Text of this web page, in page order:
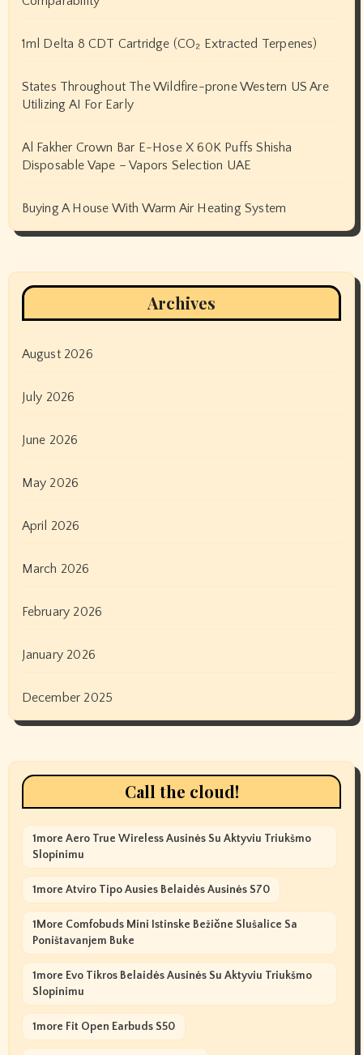
1ml Delta 8 CDT Cartridge (CO₂ Extracted Terpenes)
States Throughout The Wildfire-prone Western US Are
Utilizing AI For Early
Al Fakher Crown Bar E-Hose X 60K Puffs Shisha
Disposable Vape – Vapors Selection UAE
Buying A House With Warm Air Heating System
Archives
August 2026
July 2026
June 2026
May 2026
April 2026
March 2026
February 2026
January 2026
December 2025
Call the cloud!
1more Aero True Wireless Ausinės Su Aktyviu Triukšmo
Slopinimu
1more Atviro Tipo Ausies Belaidės Ausinės S70
1More Comfobuds Mini Istinske Bežične Slušalice Sa
Poništavanjem Buke
1more Evo Tikros Belaidės Ausinės Su Aktyviu Triukšmo
Slopinimu
1more Fit Open Earbuds S50